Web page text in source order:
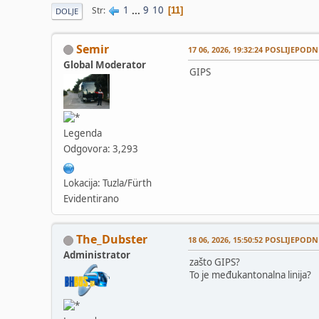
DOLJE Str 1 ... 9 10 11
Semir
Global Moderator
Legenda
Odgovora: 3,293
Lokacija: Tuzla/Fürth
Evidentirano
17 06, 2026, 19:32:24
GIPS
The_Dubster
Administrator
18 06, 2026, 15:50:52
zašto GIPS?
To je međukantonalna linija?